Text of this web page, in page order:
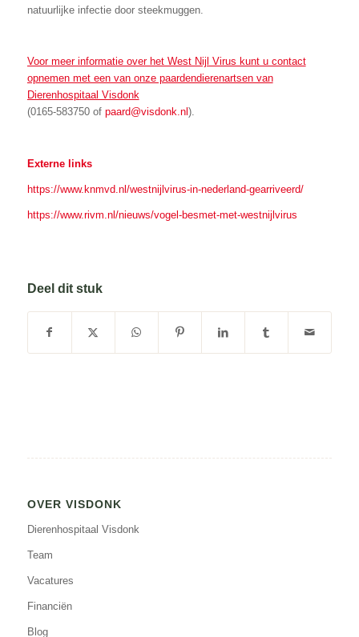
natuurlijke infectie door steekmuggen.
Voor meer informatie over het West Nijl Virus kunt u contact
opnemen met een van onze paardendierenartsen van
Dierenhospitaal Visdonk
(0165-583750 of paard@visdonk.nl ).
Externe links
https://www.knmvd.nl/westnijlvirus-in-nederland-gearriveerd/
https://www.rivm.nl/nieuws/vogel-besmet-met-westnijlvirus
Deel dit stuk
OVER VISDONK
Dierenhospitaal Visdonk
Team
Vacatures
Financiën
Blog